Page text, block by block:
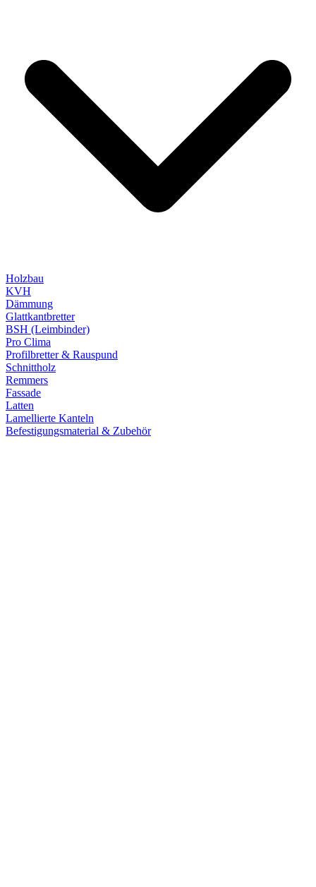
Holzbau
KVH
Dämmung
Glattkantbretter
BSH (Leimbinder)
Pro Clima
Profilbretter & Rauspund
Schnittholz
Remmers
Fassade
Latten
Lamellierte Kanteln
Befestigungsmaterial & Zubehör